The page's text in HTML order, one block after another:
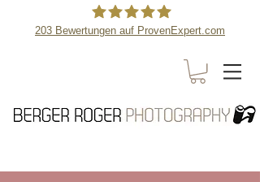
Berger Roger Photography
203 Bewertungen auf ProvenExpert.com